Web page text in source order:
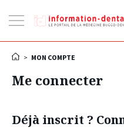
la
> MON COMPTE
Me connecter
Déjà inscrit ?